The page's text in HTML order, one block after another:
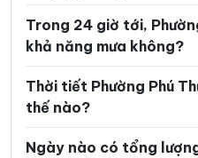
Phường Yên Nghĩa
Xã An Khánh
Xã Bình Minh
Xã Chuyên Mỹ
Trong 24 giờ tới,
khả năng mưa không?
Thời tiết Phường Phú
thế nào?
Ngày nào có tổng